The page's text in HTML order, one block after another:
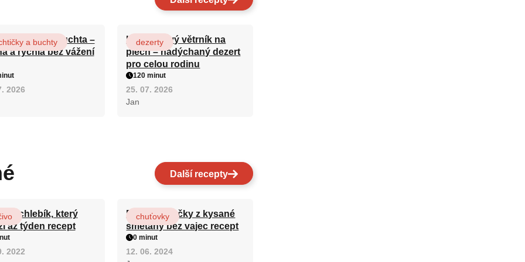
maková buchta –
a rychlá bez vážení
a buchty
2026
Karamelový větrník na
plech – nadýchaný dezert
pro celou rodinu
dezerty
120 minut
25. 07. 2026
Jan
Další recepty
chlebík, který
až týden recept
2022
Rychlé válečky z kysané
smetany bez vajec recept
chuťovky
0 minut
12. 06. 2024